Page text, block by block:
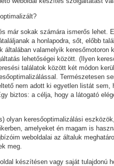
már sokak számára ismerős lehet.
a honlapodra, sőt, előbb
általában valamelyik keresőmotoron
lehetőségei között. (Ilyen
találatok között két módon
Természetesen
nem adott ki egyetlen listát sem,
biztos: a célja, hogy a látogató
olyan keresőoptimalizálási
amelyeket én magam is
weboldalai az általuk
meg.
készítésen vagy saját tulajdonú